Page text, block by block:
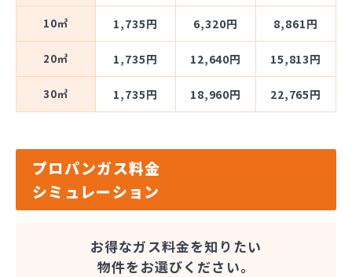
10㎥ 1,735円 6,320円 8,861円
20㎥ 1,735円 12,640円 15,813円
30㎥ 1,735円 18,960円 22,765円
プロパンガス料金
シミュレーション
お得なガス料金を知りたい
物件をお選びください。